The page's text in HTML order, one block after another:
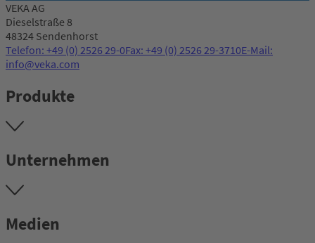
VEKA AG
Dieselstraße 8
48324 Sendenhorst
Telefon: +49 (0) 2526 29-0Fax: +49 (0) 2526 29-3710E-Mail:
info@veka.com
Produkte
Unternehmen
Medien